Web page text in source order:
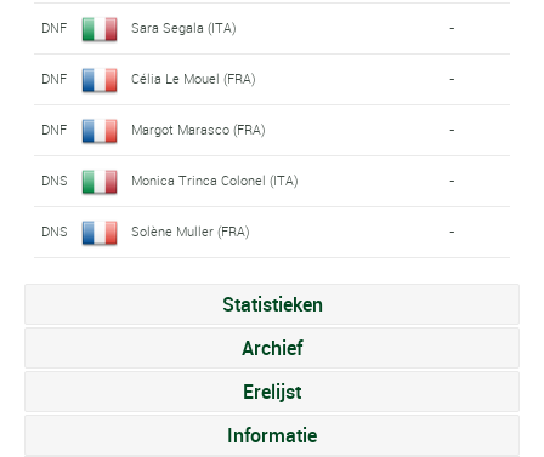
DNF Sara Segala (ITA) -
DNF Célia Le Mouel (FRA) -
DNF Margot Marasco (FRA) -
DNS Monica Trinca Colonel (ITA) -
DNS Solène Muller (FRA) -
Statistieken
Archief
Erelijst
Informatie